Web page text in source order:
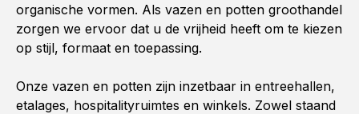
organische vormen. Als vazen en potten groothandel
zorgen we ervoor dat u de vrijheid heeft om te kiezen
op stijl, formaat en toepassing.
Onze vazen en potten zijn inzetbaar in entreehallen,
etalages, hospitalityruimtes en winkels. Zowel staand